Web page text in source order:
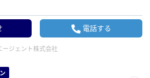
電話する
ージェント株式会社